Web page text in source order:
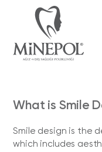
What is Smile
Smile design is the
which includes